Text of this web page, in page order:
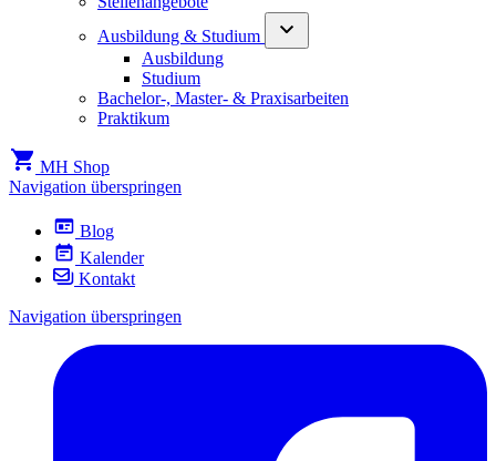
Ausbildung & Studium
Ausbildung
Studium
Bachelor-, Master- & Praxisarbeiten
Praktikum
MH Shop
Navigation überspringen
Blog
Kalender
Kontakt
Navigation überspringen